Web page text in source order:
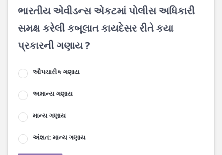
ભારતીય એવીડન્સ એકટમાં પોલીસ અધિકારી
સમક્ષ કરેલી કબૂલાત કાયદેસર રીતે કયા
પ્રકારની ગણાય ?
ઔપચારીક ગણાય
અમાન્ય ગણાય
માન્ય ગણાય
અંશત: માન્ય ગણાય